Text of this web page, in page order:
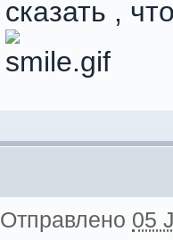
сказать ,
Отправлено 05